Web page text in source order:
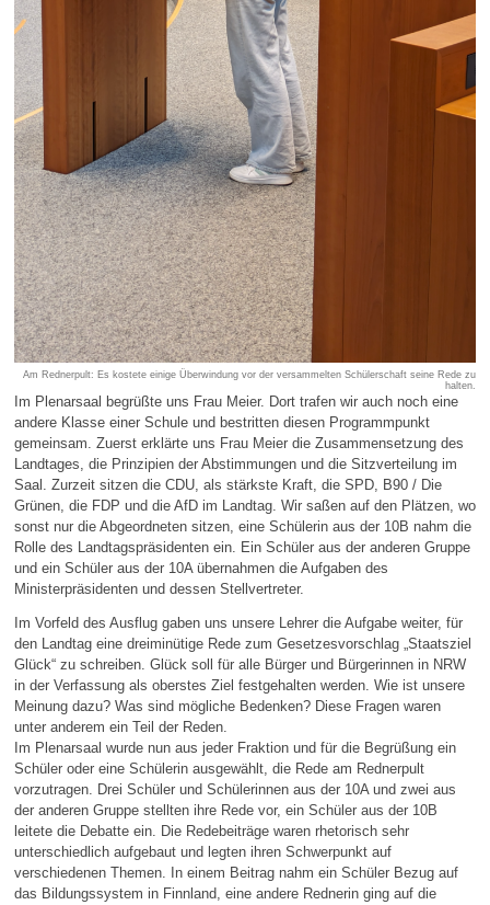
Am Rednerpult: Es kostete einige Überwindung vor der versammelten Schülerschaft seine Rede zu
halten.
Im Plenarsaal begrüßte uns Frau Meier. Dort trafen wir auch noch eine
andere Klasse einer Schule und bestritten diesen Programmpunkt
gemeinsam. Zuerst erklärte uns Frau Meier die Zusammensetzung des
Landtages, die Prinzipien der Abstimmungen und die Sitzverteilung im
Saal. Zurzeit sitzen die CDU, als stärkste Kraft, die SPD, B90 / Die
Grünen, die FDP und die AfD im Landtag. Wir saßen auf den Plätzen, wo
sonst nur die Abgeordneten sitzen, eine Schülerin aus der 10B nahm die
Rolle des Landtagspräsidenten ein. Ein Schüler aus der anderen Gruppe
und ein Schüler aus der 10A übernahmen die Aufgaben des
Ministerpräsidenten und dessen Stellvertreter.
Im Vorfeld des Ausflug gaben uns unsere Lehrer die Aufgabe weiter, für
den Landtag eine dreiminütige Rede zum Gesetzesvorschlag „Staatsziel
Glück“ zu schreiben. Glück soll für alle Bürger und Bürgerinnen in NRW
in der Verfassung als oberstes Ziel festgehalten werden. Wie ist unsere
Meinung dazu? Was sind mögliche Bedenken? Diese Fragen waren
unter anderem ein Teil der Reden.
Im Plenarsaal wurde nun aus jeder Fraktion und für die Begrüßung ein
Schüler oder eine Schülerin ausgewählt, die Rede am Rednerpult
vorzutragen. Drei Schüler und Schülerinnen aus der 10A und zwei aus
der anderen Gruppe stellten ihre Rede vor, ein Schüler aus der 10B
leitete die Debatte ein. Die Redebeiträge waren rhetorisch sehr
unterschiedlich aufgebaut und legten ihren Schwerpunkt auf
verschiedenen Themen. In einem Beitrag nahm ein Schüler Bezug auf
das Bildungssystem in Finnland, eine andere Rednerin ging auf die